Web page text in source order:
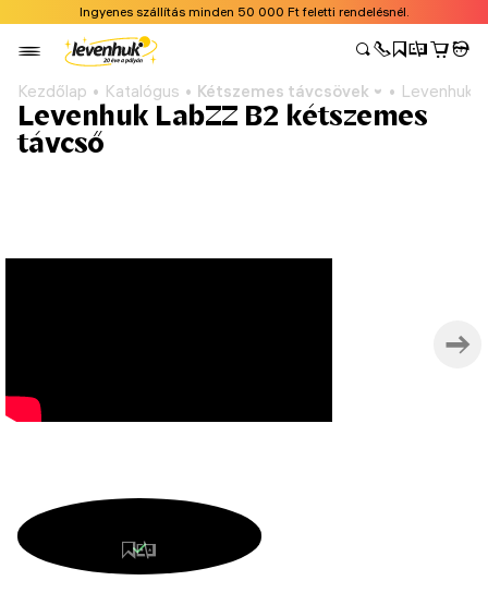
Ingyenes szállítás minden 50 000 Ft feletti rendelésnél.
Kezdőlap Katalógus Kétszemes távcsövek Levenhuk
Levenhuk LabZZ B2 kétszemes
távcső